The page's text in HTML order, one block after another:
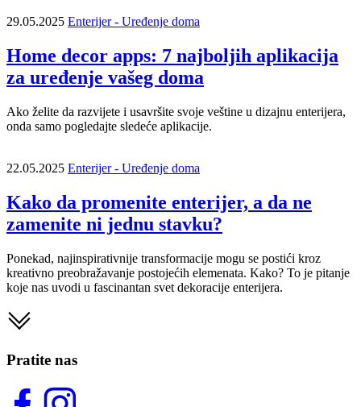
29.05.2025 Enterijer - Uređenje doma
Home decor apps: 7 najboljih aplikacija
za uređenje vašeg doma
Ako želite da razvijete i usavršite svoje veštine u dizajnu enterijera,
onda samo pogledajte sledeće aplikacije.
22.05.2025 Enterijer - Uređenje doma
Kako da promenite enterijer, a da ne
zamenite ni jednu stavku?
Ponekad, najinspirativnije transformacije mogu se postići kroz
kreativno preobražavanje postojećih elemenata. Kako? To je pitanje
koje nas uvodi u fascinantan svet dekoracije enterijera.
Pratite nas